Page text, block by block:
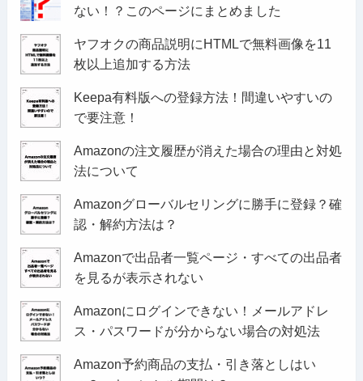
ない！？このページにまとめました
ヤフオクの商品説明にHTMLで無料画像を11
枚以上追加する方法
Keepa有料版への登録方法！間違いやすいの
で要注意！
Amazonの注文履歴が消えた場合の理由と対処
法について
Amazonグローバルセリングに勝手に登録？確
認・解約方法は？
Amazonで出品者一覧ページ・すべての出品者
を見るが表示されない
Amazonにログインできない！メールアドレ
ス・パスワードが分からない場合の対処法
Amazon予約商品の支払・引き落としはい